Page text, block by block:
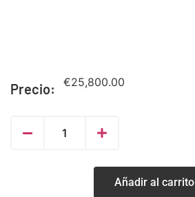
Precio: €25,800.00
Añadir al carrito